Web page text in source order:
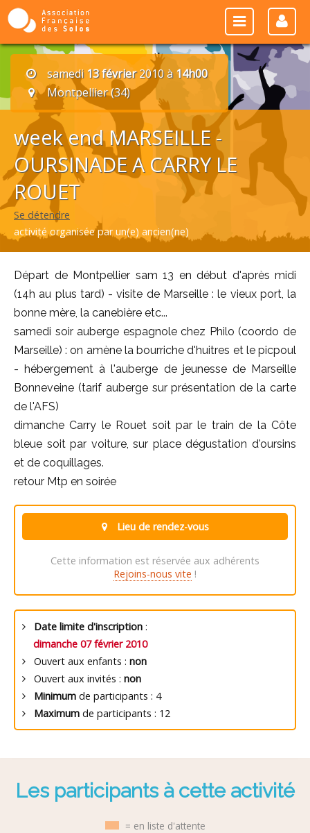
samedi 13 février2010 à 14h00
Montpellier (34)
week end MARSEILLE -
OURSINADE A CARRY LE
ROUET
Se détendre
activité organisée par un(e) ancien(ne)
Départ de Montpellier sam 13 en début d'après midi
(14h au plus tard) - visite de Marseille : le vieux port, la
bonne mère, la canebière etc...
samedi soir auberge espagnole chez Philo (coordo de
Marseille) : on amène la bourriche d'huitres et le picpoul
- hébergement à l'auberge de jeunesse de Marseille
Bonneveine (tarif auberge sur présentation de la carte
de l'AFS)
dimanche Carry le Rouet soit par le train de la Côte
bleue soit par voiture, sur place dégustation d'oursins
et de coquillages.
retour Mtp en soirée
Lieu de rendez-vous
Cette information est réservée aux adhérents
Rejoins-nous vite !
Date limite d'inscription :
dimanche 07 février 2010
Ouvert aux enfants : non
Ouvert aux invités : non
Minimum de participants : 4
Maximum de participants : 12
Les participants à cette activité
= en liste d'attente